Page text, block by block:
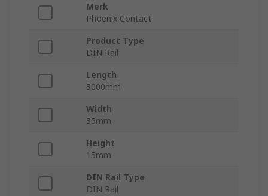
Merk
Phoenix Contact
Product Type
DIN Rail
Length
3000mm
Width
35mm
Height
15mm
DIN Rail Type
DIN Rail